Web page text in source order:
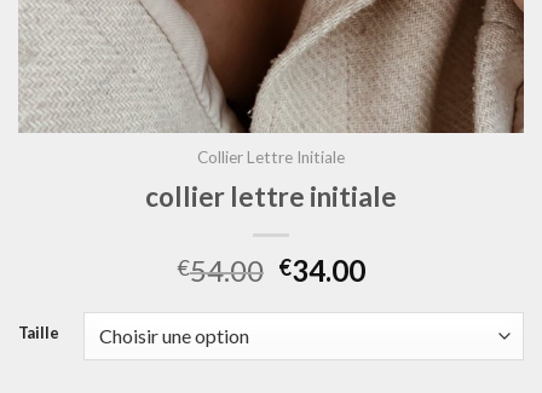
Collier Lettre Initiale
collier lettre initiale
€54.00 €34.00
Taille